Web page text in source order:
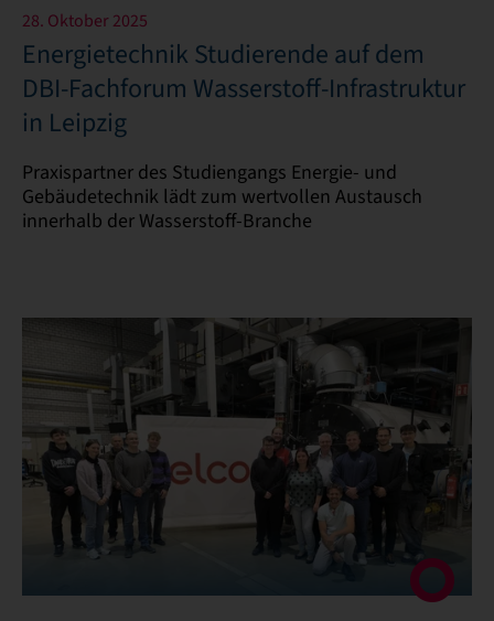
28. Oktober 2025
Energietechnik Studierende auf dem
DBI-Fachforum Wasserstoff-Infrastruktur
in Leipzig
Praxispartner des Studiengangs Energie- und
Gebäudetechnik lädt zum wertvollen Austausch
innerhalb der Wasserstoff-Branche